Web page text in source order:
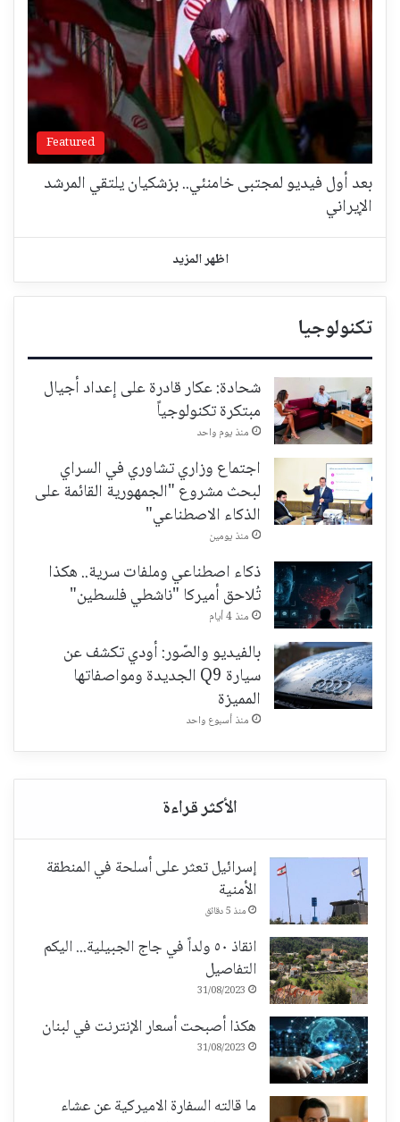
Featured
بعد أول فيديو لمجتبى خامنئي.. بزشكيان يلتقي المرشد
الإيراني
اظهر المزيد
تكنولوجيا
شحادة: عكار قادرة على إعداد أجيال
مبتكرة تكنولوجياً
منذ يوم واحد
اجتماع وزاري تشاوري في السراي
لبحث مشروع "الجمهورية القائمة على
الذكاء الاصطناعي"
منذ يومين
ذكاء اصطناعي وملفات سرية.. هكذا
تُلاحق أميركا "ناشطي فلسطين"
منذ 4 أيام
بالفيديو والصّور: أودي تكشف عن
سيارة Q9 الجديدة ومواصفاتها
المميزة
منذ أسبوع واحد
إسرائيل تعثر على أسلحة في المنطقة
الأمنية
منذ 5 دقائق
انقاذ ٥٠ ولداً في جاج الجبيلية... اليكم
التفاصيل
31/08/2023
هكذا أصبحت أسعار الإنترنت في لبنان
31/08/2023
ما قالته السفارة الاميركية عن عشاء